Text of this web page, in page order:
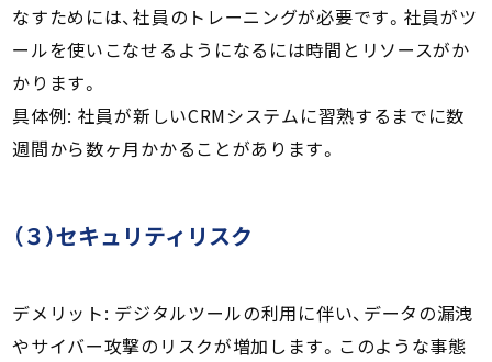
なすためには、社員のトレーニングが必要です。社員がツ
ールを使いこなせるようになるには時間とリソースがか
かります。
具体例: 社員が新しいCRMシステムに習熟するまでに数
週間から数ヶ月かかることがあります。
（３）セキュリティリスク
デメリット: デジタルツールの利用に伴い、データの漏洩
やサイバー攻撃のリスクが増加します。このような事態